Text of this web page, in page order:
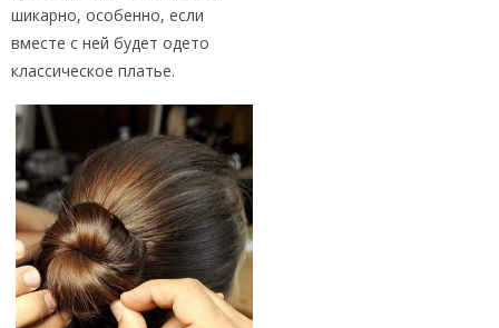
шикарно, особенно, если
вместе с ней будет одето
классическое платье.